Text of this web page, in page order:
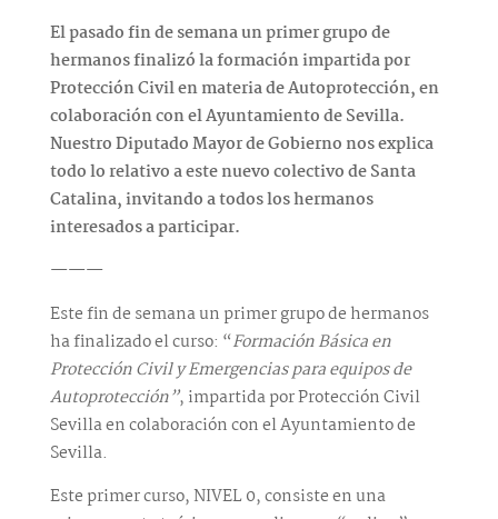
El pasado fin de semana un primer grupo de
hermanos finalizó la formación impartida por
Protección Civil en materia de Autoprotección, en
colaboración con el Ayuntamiento de Sevilla.
Nuestro Diputado Mayor de Gobierno nos explica
todo lo relativo a este nuevo colectivo de Santa
Catalina, invitando a todos los hermanos
interesados a participar.
———
Este fin de semana un primer grupo de hermanos
ha finalizado el curso: “Formación Básica en
Protección Civil y Emergencias para equipos de
Autoprotección”, impartida por Protección Civil
Sevilla en colaboración con el Ayuntamiento de
Sevilla.
Este primer curso, NIVEL 0, consiste en una